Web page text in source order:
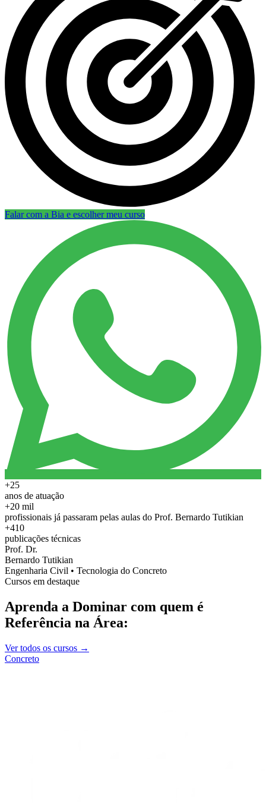
Falar com a Bia e escolher meu curso
+25
anos de atuação
+20 mil
profissionais já passaram pelas aulas do Prof. Bernardo Tutikian
+410
publicações técnicas
Prof. Dr.
Bernardo Tutikian
Engenharia Civil • Tecnologia do Concreto
Cursos em destaque
Aprenda a Dominar com quem é
Referência na Área:
Ver todos os cursos →
Concreto